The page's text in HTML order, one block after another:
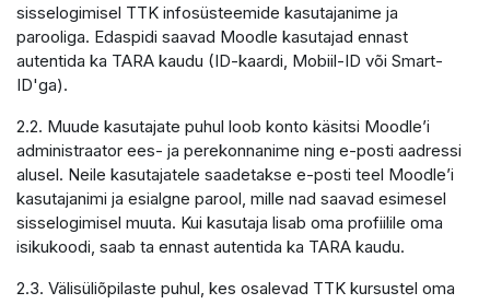
sisselogimisel TTK infosüsteemide kasutajanime ja
parooliga. Edaspidi saavad Moodle kasutajad ennast
autentida ka TARA kaudu (ID-kaardi, Mobiil-ID või Smart-
ID'ga).
2.2. Muude kasutajate puhul loob konto käsitsi Moodle’i
administraator ees- ja perekonnanime ning e-posti aadressi
alusel. Neile kasutajatele saadetakse e-posti teel Moodle’i
kasutajanimi ja esialgne parool, mille nad saavad esimesel
sisselogimisel muuta. Kui kasutaja lisab oma profiilile oma
isikukoodi, saab ta ennast autentida ka TARA kaudu.
2.3. Välisüliõpilaste puhul, kes osalevad TTK kursustel oma